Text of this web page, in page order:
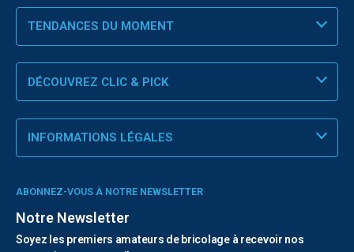
TENDANCES DU MOMENT
DÉCOUVREZ CLIC & PICK
INFORMATIONS LÉGALES
ABONNEZ-VOUS À NOTRE NEWSLETTER
Notre Newsletter
Soyez les premiers amateurs de bricolage à recevoir nos